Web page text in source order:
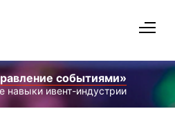
событиями»
навыки ивент-индустрии